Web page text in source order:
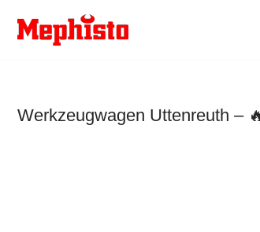
Zum
Werkzeugwagen Uttenreuth –